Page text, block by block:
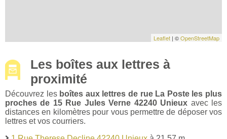
Leaflet | ©OpenStreetMap
Les boîtes aux lettres à
proximité
Découvrez les boîtes aux lettres de rue La Poste les plus
proches de 15 Rue Jules Verne 42240 Unieux avec les
distances en kilomètres pour vous permettre de déposer vos
lettres et vos courriers.